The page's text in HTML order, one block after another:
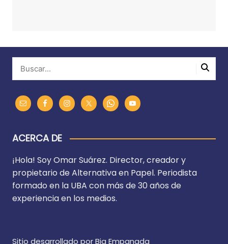
ACERCA DE
¡Hola! Soy Omar Suárez. Director, creador y
propietario de Alternativa en Papel. Periodista
formado en la UBA con más de 30 años de
experiencia en los medios.
Sitio desarrollado por Big Empanada